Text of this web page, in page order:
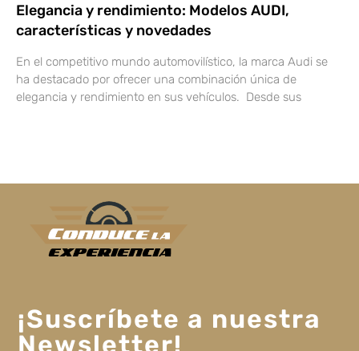
Elegancia y rendimiento: Modelos AUDI,
características y novedades
En el competitivo mundo automovilístico, la marca Audi se
ha destacado por ofrecer una combinación única de
elegancia y rendimiento en sus vehículos. Desde sus
¡Suscríbete a nuestra
Newsletter!